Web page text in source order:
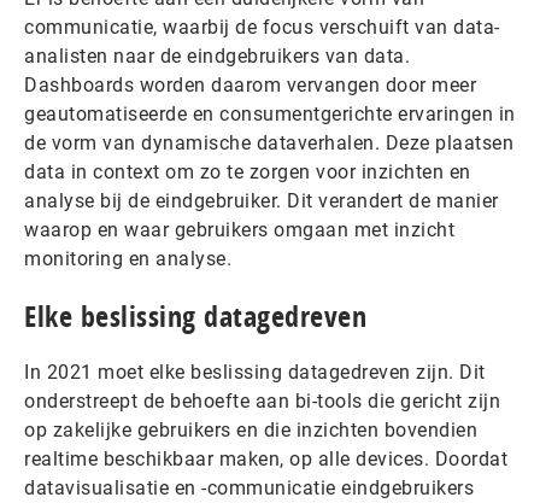
communicatie, waarbij de focus verschuift van data-
analisten naar de eindgebruikers van data.
Dashboards worden daarom vervangen door meer
geautomatiseerde en consumentgerichte ervaringen in
de vorm van dynamische dataverhalen. Deze plaatsen
data in context om zo te zorgen voor inzichten en
analyse bij de eindgebruiker. Dit verandert de manier
waarop en waar gebruikers omgaan met inzicht
monitoring en analyse.
Elke beslissing datagedreven
In 2021 moet elke beslissing datagedreven zijn. Dit
onderstreept de behoefte aan bi-tools die gericht zijn
op zakelijke gebruikers en die inzichten bovendien
realtime beschikbaar maken, op alle devices. Doordat
datavisualisatie en -communicatie eindgebruikers